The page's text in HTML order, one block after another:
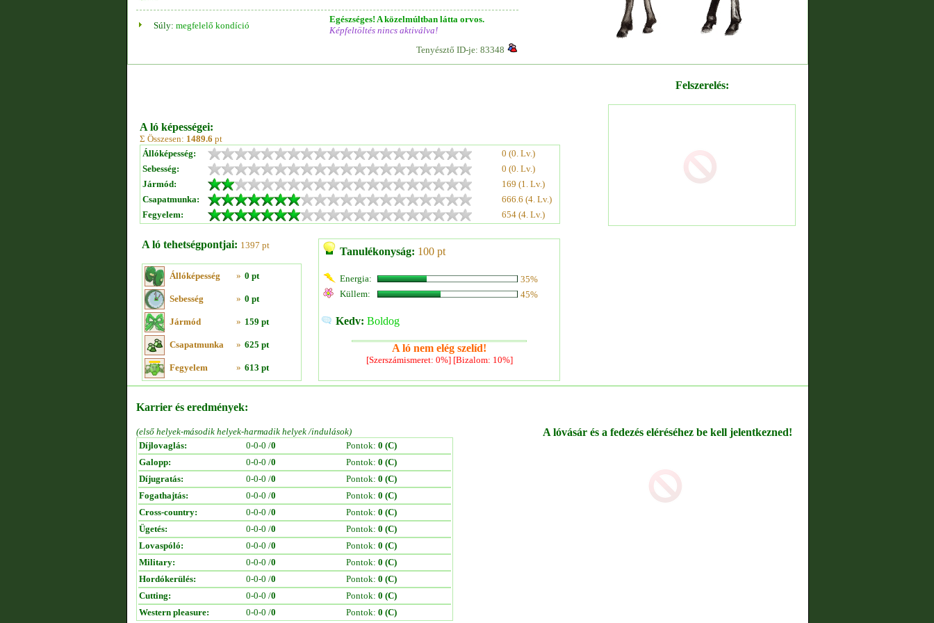
Súly: megfelelő kondíció
Egészséges! A közelmúltban látta orvos.
Képfeltöltés nincs aktiválva!
Tenyésztő ID-je: 83348
A ló képességei:
Σ Összesen: 1489.6 pt
Állóképesség:
0 (0. Lv.)
Sebesség:
0 (0. Lv.)
Jármód:
169 (1. Lv.)
Csapatmunka:
666.6 (4. Lv.)
Fegyelem:
654 (4. Lv.)
A ló tehetségpontjai: 1397 pt
Állóképesség » 0 pt
Sebesség » 0 pt
Jármód » 159 pt
Csapatmunka » 625 pt
Fegyelem » 613 pt
Tanulékonyság: 100 pt
Energia:
35%
Küllem:
45%
Kedv: Boldog
A ló nem elég szelíd!
[Szerszámismeret: 0%] [Bizalom: 10%]
Felszerelés:
Karrier és eredmények:
(első helyek-második helyek-harmadik helyek /indulások)
Díjlovaglás:
0-0-0 /0 Pontok: 0 (C)
Galopp:
0-0-0 /0 Pontok: 0 (C)
Díjugratás:
0-0-0 /0 Pontok: 0 (C)
Fogathajtás:
0-0-0 /0 Pontok: 0 (C)
Cross-country:
0-0-0 /0 Pontok: 0 (C)
Ügetés:
0-0-0 /0 Pontok: 0 (C)
Lovaspóló:
0-0-0 /0 Pontok: 0 (C)
Military:
0-0-0 /0 Pontok: 0 (C)
Hordókerülés:
0-0-0 /0 Pontok: 0 (C)
Cutting:
0-0-0 /0 Pontok: 0 (C)
Western pleasure:
0-0-0 /0 Pontok: 0 (C)
A lóvásár és a fedezés eléréséhez be kell jelentkezned!